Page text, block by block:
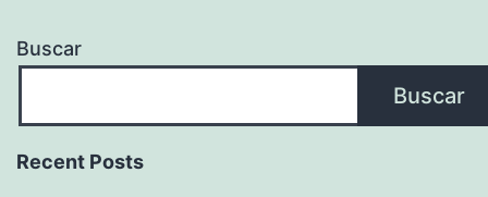
Buscar
Buscar
Recent Posts